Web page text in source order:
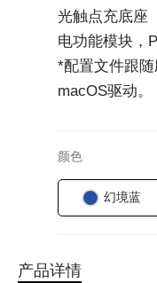
光触点充底座
电功能模块，
*配置文件跟
macOS驱动。
颜色
幻境蓝
产品详情